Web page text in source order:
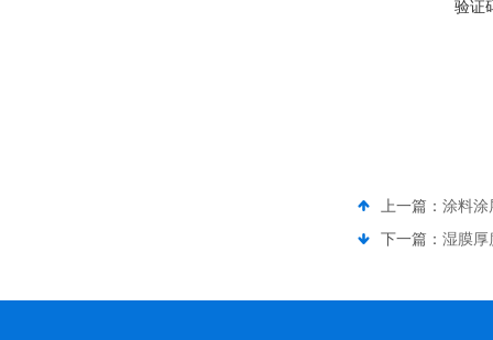
验证
上一篇： 涂料涂
下一篇： 湿膜厚